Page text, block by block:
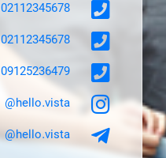
02112345678
02112345678
09125236479
hello.vista@
hello.vista@